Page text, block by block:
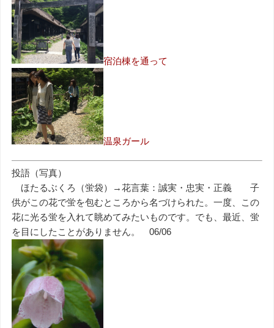
宿泊棟を通って
温泉ガール
投語（写真）
ほたるぶくろ（蛍袋）→花言葉：誠実・忠実・正義 子
供がこの花で蛍を包むところから名づけられた。一度、この
花に光る蛍を入れて眺めてみたいものです。でも、最近、蛍
を目にしたことがありません。 06/06